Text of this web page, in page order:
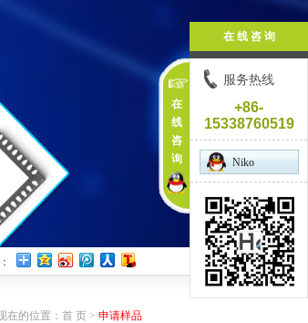
在的位置： 首 页 > 申请样品
在 线 咨 询
在
线
咨
询
服务热线
+86-
15338760519
Niko